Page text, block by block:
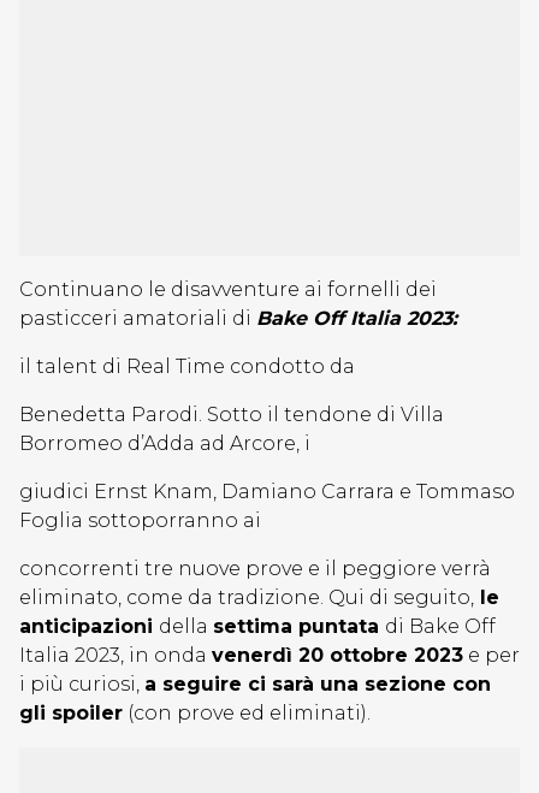
Continuano le disavventure ai fornelli dei
pasticceri amatoriali di Bake Off Italia 2023:
il talent di Real Time condotto da
Benedetta Parodi. Sotto il tendone di Villa
Borromeo d’Adda ad Arcore, i
giudici Ernst Knam, Damiano Carrara e Tommaso
Foglia sottoporranno ai
concorrenti tre nuove prove e il peggiore verrà
eliminato, come da tradizione. Qui di seguito, le
anticipazioni della settima puntata di Bake Off
Italia 2023, in onda venerdì 20 ottobre 2023 e per
i più curiosi, a seguire ci sarà una sezione con
gli spoiler (con prove ed eliminati).